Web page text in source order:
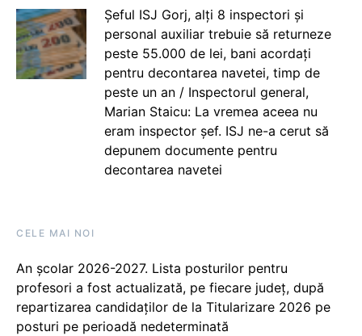
Șeful ISJ Gorj, alți 8 inspectori și
personal auxiliar trebuie să returneze
peste 55.000 de lei, bani acordați
pentru decontarea navetei, timp de
peste un an / Inspectorul general,
Marian Staicu: La vremea aceea nu
eram inspector șef. ISJ ne-a cerut să
depunem documente pentru
decontarea navetei
CELE MAI NOI
An școlar 2026-2027. Lista posturilor pentru
profesori a fost actualizată, pe fiecare județ, după
repartizarea candidaților de la Titularizare 2026 pe
posturi pe perioadă nedeterminată